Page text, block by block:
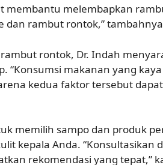
membantu melembapkan
dan rambut rontok,”
rontok, Dr. Indah
“Konsumsi makanan yang
kedua faktor tersebut
memilih sampo dan produk
kepala Anda. “Konsultasikan
rekomendasi yang tepat,”